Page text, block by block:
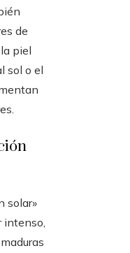
de
piel
sol o el
solar»
intenso,